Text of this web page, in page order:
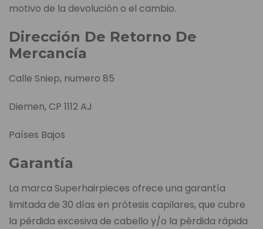
motivo de la devolución o el cambio.
Dirección De Retorno De
Mercancía
Calle Sniep, numero 85
Diemen, CP 1112 AJ
Países Bajos
Garantía
La marca Superhairpieces ofrece una garantía
limitada de 30 días en prótesis capilares, que cubre
la pérdida excesiva de cabello y/o la pérdida rápida